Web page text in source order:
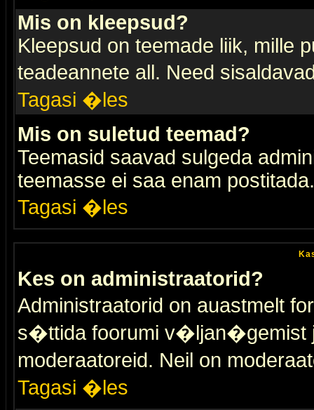
Mis on kleepsud?
Kleepsud on teemade liik, mille
teadeannete all. Need
Tagasi �les
Mis on suletud teemad?
Teemasid saavad sulgeda
teemasse ei saa enam postitada.
Tagasi �les
Kes on administraatorid?
Administraatorid on auastmelt
s�ttida foorumi v�ljan�gemist
moderaatoreid. Neil on
Tagasi �les